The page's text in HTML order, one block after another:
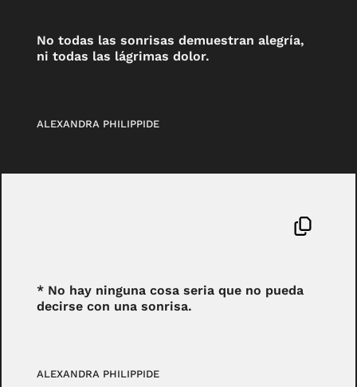
No todas las sonrisas demuestran alegría,
ni todas las lágrimas dolor.
ALEXANDRA PHILIPPIDE
* No hay ninguna cosa seria que no pueda
decirse con una sonrisa.
ALEXANDRA PHILIPPIDE